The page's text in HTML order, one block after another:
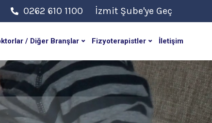
0262 610 1100 İzmit Şube'ye Geç
/ Diğer Branşlar Fizyoterapistler İletişim